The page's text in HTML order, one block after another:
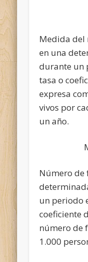
Medida del
en una
durante un
tasa o
expresa
vivos por
un año.
Número de
un periodo
coeficiente
número de
1.000